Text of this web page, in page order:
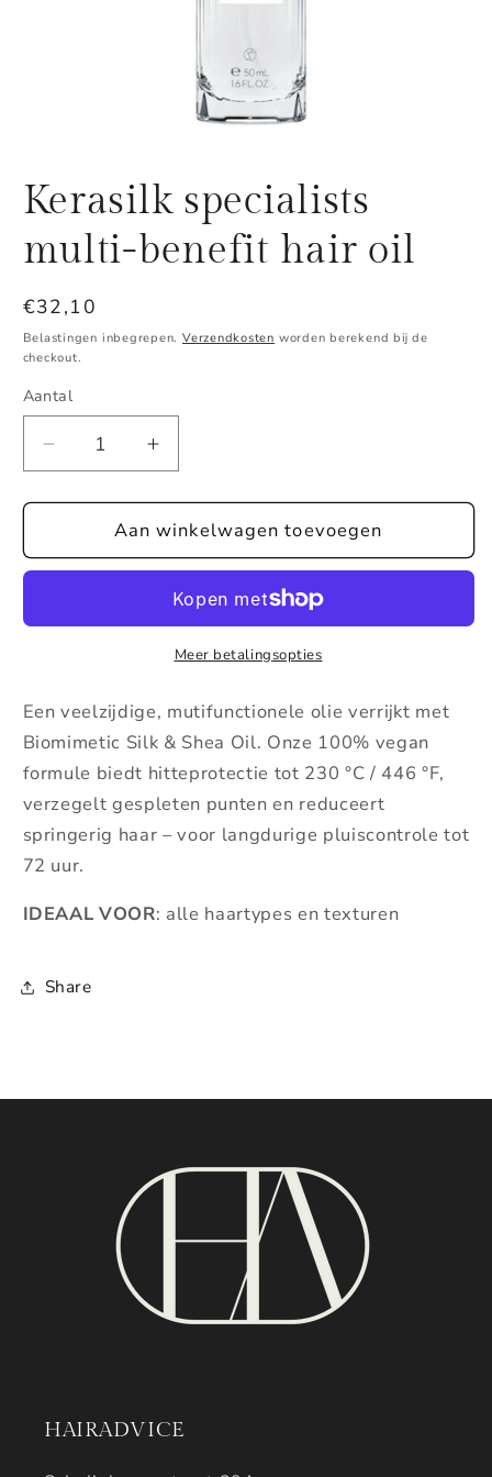
openen
in
Kerasilk specialists
multi-benefit hair oil
Normale
prijs
€32,10
Belastingen inbegrepen. Verzendkosten worden berekend bij de
checkout.
Aantal
Aantal
Aantal
verlagen
voor
Kerasilk
specialists
hair
Aantal
verhogen
voor
Kerasilk
specialists
benefit
hair
Aan winkelwagen toevoegen
Meer betalingsopties
Een veelzijdige, mutifunctionele olie verrijkt met
Biomimetic Silk & Shea Oil. Onze 100% vegan
formule biedt hitteprotectie tot 230 °C / 446 °F,
verzegelt gespleten punten en reduceert
springerig haar – voor langdurige pluiscontrole tot
72 uur.
IDEAAL VOOR: alle haartypes en texturen
Share
HAIRADVICE